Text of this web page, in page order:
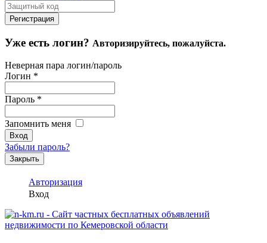
Уже есть логин? Авторизируйтесь, пожалуйста.
Неверная пара логин/пароль
Логин *
Пароль *
Запомнить меня
Забыли пароль?
Закрыть
Авторизация
Вход